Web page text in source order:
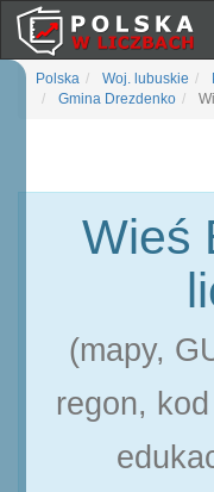
Polska Woj. lubuskie
Gmina Drezdenko
Wieś
(mapy,
regon,